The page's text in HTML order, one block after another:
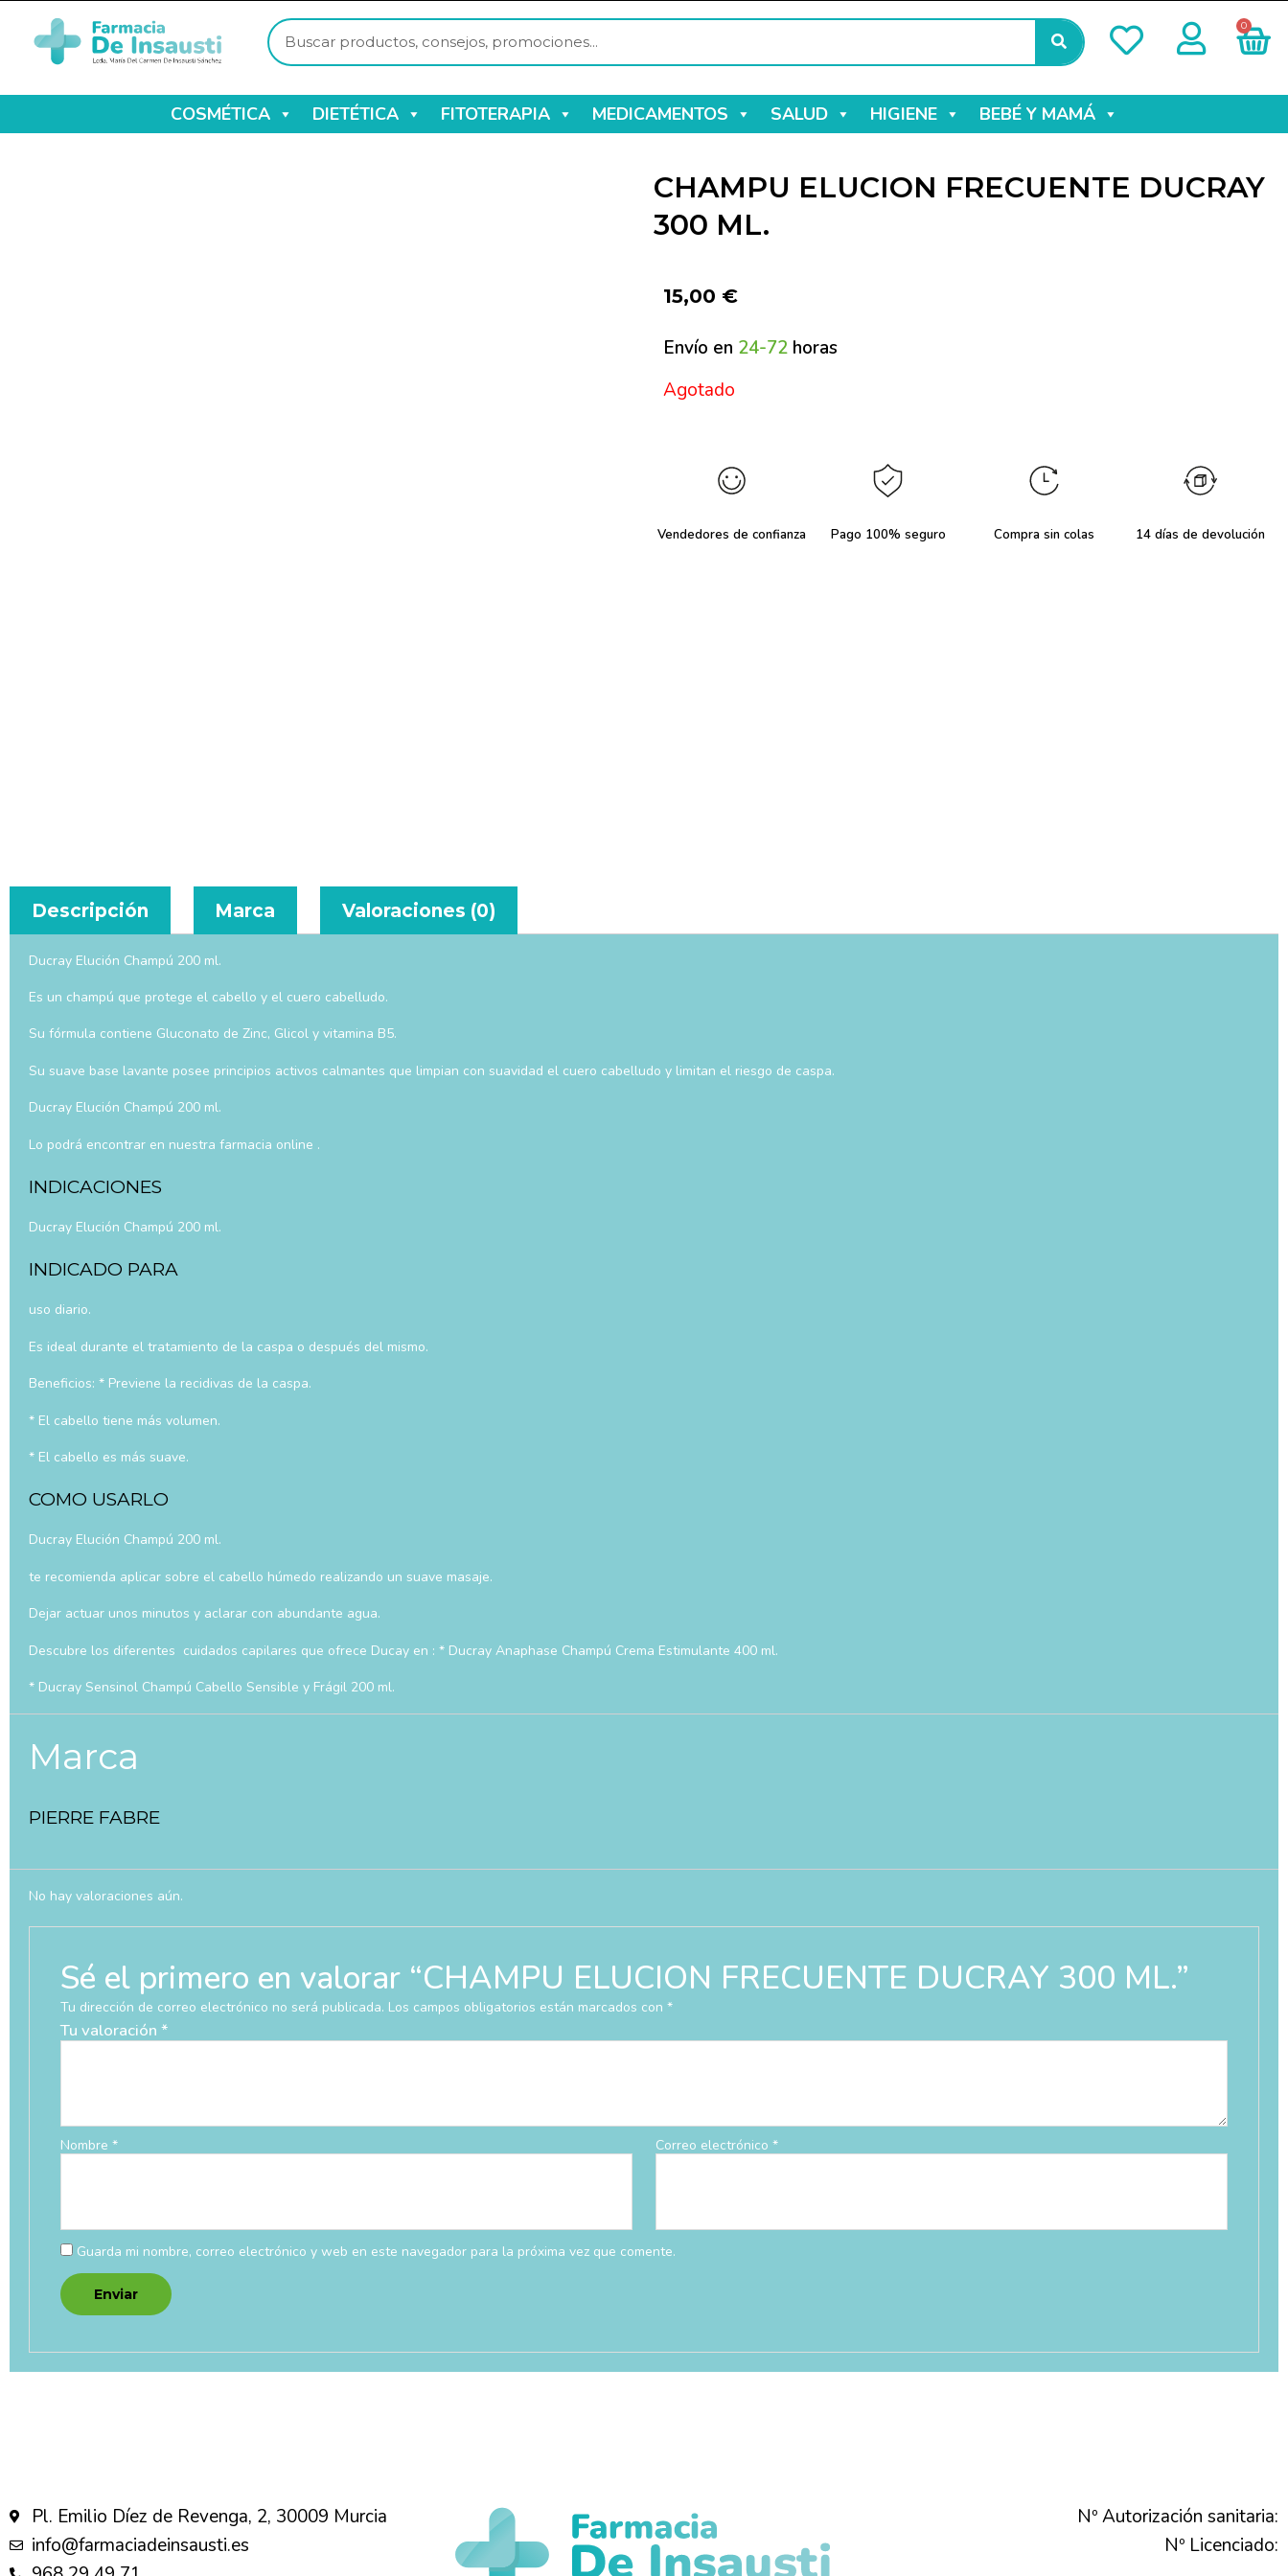
0
COSMÉTICA DIETÉTICA FITOTERAPIA MEDICAMENTOS SALUD HIGIENE BEBÉ Y MAMÁ
CHAMPU ELUCION FRECUENTE DUCRAY
300 ML.
15,00 €
Envío en 24-72 horas
Agotado
Vendedores de confianza Pago 100% seguro Compra sin colas 14 días de devolución
Descripción Marca Valoraciones (0)
Ducray Elución Champú 200 ml.
Es un champú que protege el cabello y el cuero cabelludo.
Su fórmula contiene Gluconato de Zinc, Glicol y vitamina B5.
Su suave base lavante posee principios activos calmantes que limpian con suavidad el cuero cabelludo y limitan el riesgo de caspa.
Ducray Elución Champú 200 ml.
Lo podrá encontrar en nuestra farmacia online .
INDICACIONES
Ducray Elución Champú 200 ml.
INDICADO PARA
uso diario.
Es ideal durante el tratamiento de la caspa o después del mismo.
Beneficios: * Previene la recidivas de la caspa.
* El cabello tiene más volumen.
* El cabello es más suave.
COMO USARLO
Ducray Elución Champú 200 ml.
te recomienda aplicar sobre el cabello húmedo realizando un suave masaje.
Dejar actuar unos minutos y aclarar con abundante agua.
Descubre los diferentes cuidados capilares que ofrece Ducay en : * Ducray Anaphase Champú Crema Estimulante 400 ml.
* Ducray Sensinol Champú Cabello Sensible y Frágil 200 ml.
Marca
PIERRE FABRE
No hay valoraciones aún.
Sé el primero en valorar “CHAMPU ELUCION FRECUENTE DUCRAY 300 ML.”
Tu dirección de correo electrónico no será publicada. Los campos obligatorios están marcados con *
Tu valoración *
Nombre * Correo electrónico*
Guarda mi nombre, correo electrónico y web en este navegador para la próxima vez que comente.
Pl. Emilio Díez de Revenga, 2, 30009 Murcia
info@farmaciadeinsausti.es
Nº Autorización sanitaria:
Nº Licenciado: